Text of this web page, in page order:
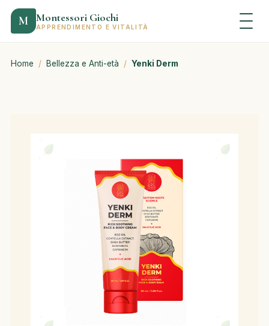
M Montessori Giochi
APPRENDIMENTO E VITALITÀ
Home / Bellezza e Anti-età / Yenki Derm